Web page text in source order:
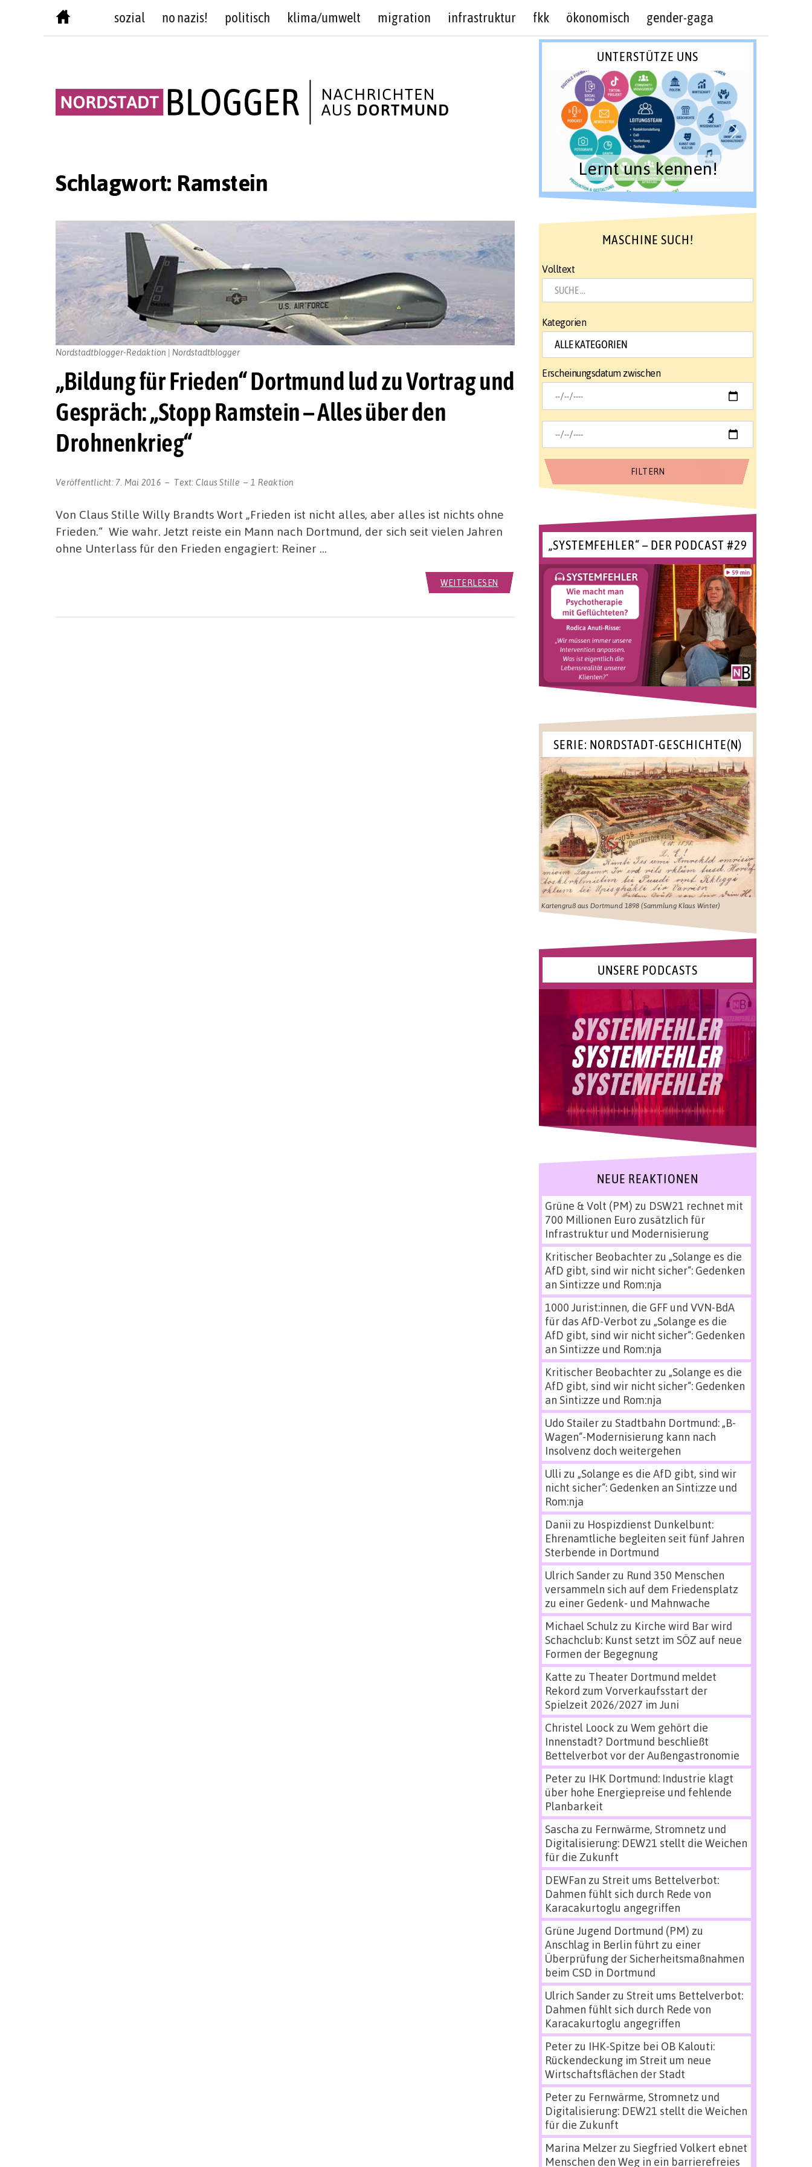
sozial no nazis! politisch klima/umwelt migration infrastruktur fkk ökonomisch gender-gaga
Schlagwort: Ramstein
„Bildung für Frieden“ Dortmund lud zu Vortrag und
Gespräch: „Stopp Ramstein – Alles über den
Drohnenkrieg“
Veröffentlicht: 7. Mai 2016 Text: Claus Stille 1 Reaktion
Nordstadtblogger-Redaktion | Nordstadtblogger
Von Claus Stille Willy Brandts Wort „Frieden ist nicht alles, aber alles ist nichts ohne
Frieden.“ Wie wahr. Jetzt reiste ein Mann nach Dortmund, der sich seit vielen Jahren
ohne Unterlass für den Frieden engagiert: Reiner …
WEITERLESEN
UNTERSTÜTZE UNS
Lernt uns kennen!
MASCHINE SUCH!
Volltext
Kategorien
Erscheinungsdatum zwischen
„SYSTEMFEHLER“ – DER PODCAST #29
SERIE: NORDSTADT-GESCHICHTE(N)
Kartengruß aus Dortmund 1898 (Sammlung Klaus Winter)
UNSERE PODCASTS
NEUE REAKTIONEN
Grüne & Volt (PM) zu DSW21 rechnet mit
700 Millionen Euro zusätzlich für
Infrastruktur und Modernisierung
Kritischer Beobachterzu „Solange es die
AfD gibt, sind wir nicht sicher“: Gedenken
an Sinti:zze und Rom:nja
1000 Jurist:innen, die GFF und VVN-BdA
für das AfD-Verbot zu „Solange es die
AfD gibt, sind wir nicht sicher“: Gedenken
an Sinti:zze und Rom:nja
Kritischer Beobachterzu „Solange es die
AfD gibt, sind wir nicht sicher“: Gedenken
an Sinti:zze und Rom:nja
Udo Stailerzu Stadtbahn Dortmund: „B-
Wagen“-Modernisierung kann nach
Insolvenz doch weitergehen
Ulli zu „Solange es die AfD gibt, sind wir
nicht sicher“: Gedenken an Sinti:zze und
Rom:nja
Danii zu Hospizdienst Dunkelbunt:
Ehrenamtliche begleiten seit fünf Jahren
Sterbende in Dortmund
Ulrich Sanderzu Rund 350 Menschen
versammeln sich auf dem Friedensplatz
zu einer Gedenk- und Mahnwache
Michael Schulz zu Kirche wird Bar wird
Schachclub: Kunst setzt im SÖZ auf neue
Formen der Begegnung
Katte zu Theater Dortmund meldet
Rekord zum Vorverkaufsstart der
Spielzeit 2026/2027 im Juni
Christel Loock zu Wem gehört die
Innenstadt? Dortmund beschließt
Bettelverbot vor der Außengastronomie
Peterzu IHK Dortmund: Industrie klagt
über hohe Energiepreise und fehlende
Planbarkeit
Sascha zu Fernwärme, Stromnetz und
Digitalisierung: DEW21 stellt die Weichen
für die Zukunft
DEWFan zu Streit ums Bettelverbot:
Dahmen fühlt sich durch Rede von
Karacakurtoglu angegriffen
Grüne Jugend Dortmund (PM) zu
Anschlag in Berlin führt zu einer
Überprüfung der Sicherheitsmaßnahmen
beim CSD in Dortmund
Ulrich Sanderzu Streit ums Bettelverbot:
Dahmen fühlt sich durch Rede von
Karacakurtoglu angegriffen
Peterzu IHK-Spitze bei OB Kalouti:
Rückendeckung im Streit um neue
Wirtschaftsflächen der Stadt
Peterzu Fernwärme, Stromnetz und
Digitalisierung: DEW21 stellt die Weichen
für die Zukunft
Marina Melzerzu Siegfried Volkert ebnet
Menschen den Weg in ein barrierefreies